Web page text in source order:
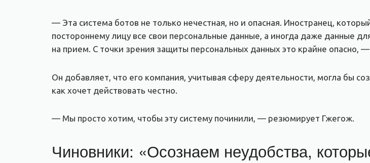
— Эта система ботов не только нечестная, но и опасная. Иностранец,
постороннему лицу все свои персональные данные, а иногда даже данные
на прием. С точки зрения защиты персональных данных это крайне опасно,
Он добавляет, что его компания, учитывая сферу деятельности, могла бы
как хочет действовать честно.
— Мы просто хотим, чтобы эту систему починили, — резюмирует Гжегож.
Чиновники: «Осознаем неудобства,